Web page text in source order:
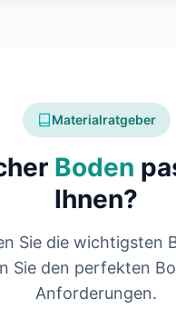
Materialratgeber
Boden
Ihnen?
Sie die wichtigsten
Sie den perfekten
Anforderungen.